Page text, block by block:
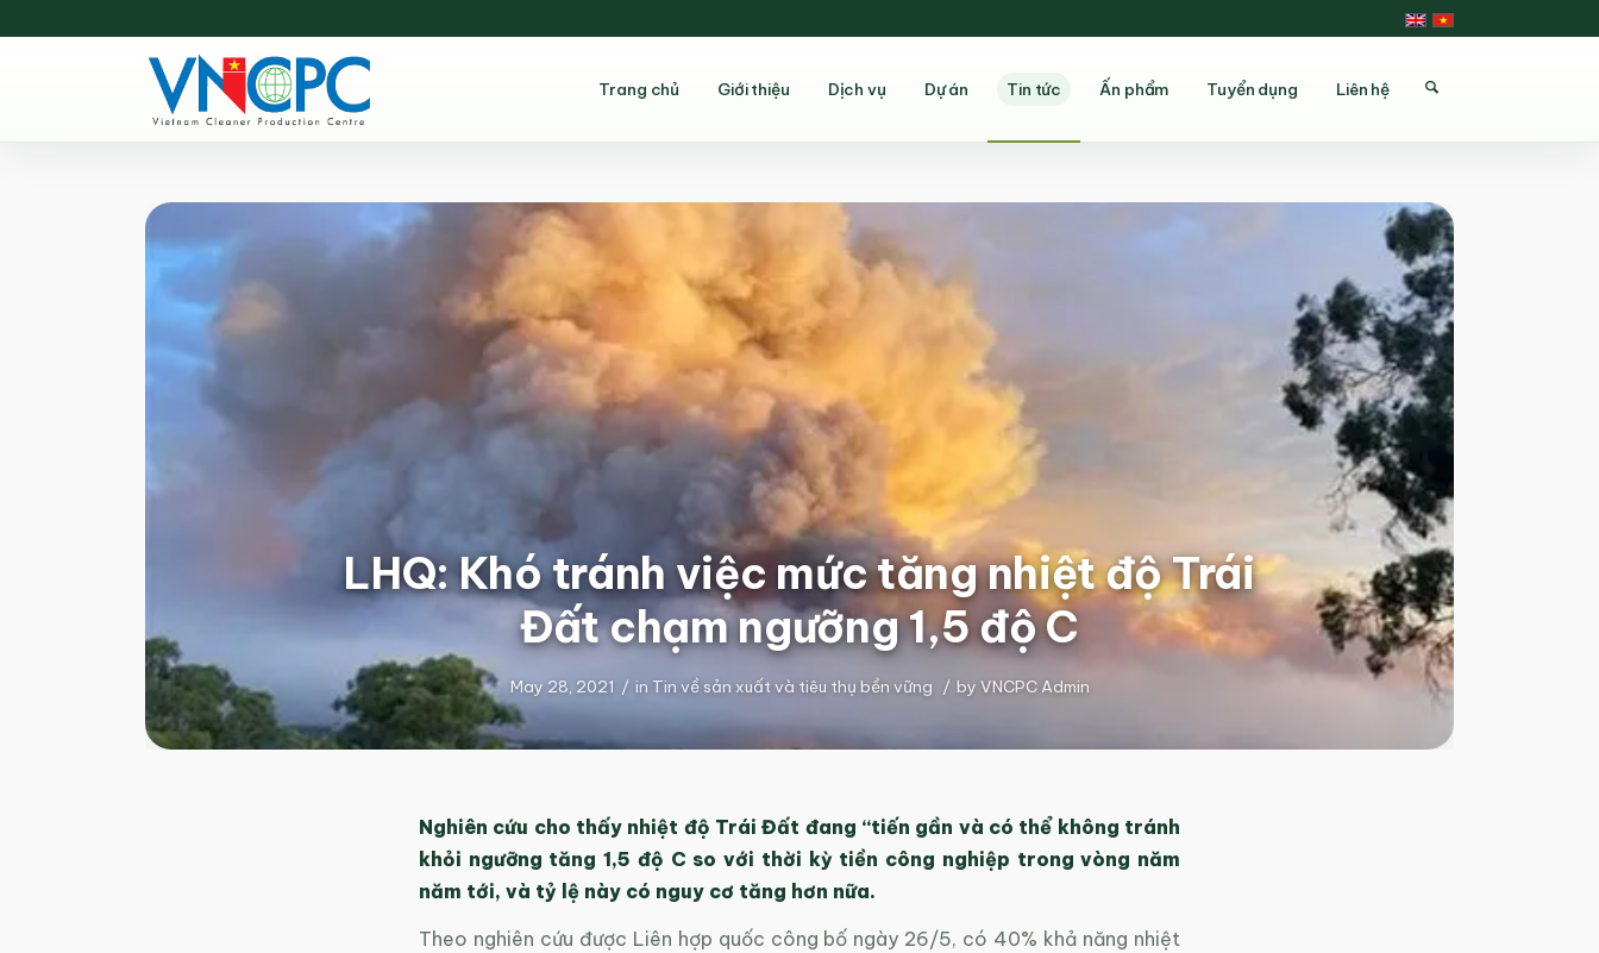
Trang chủ Giới thiệu Dịch vụ Dự án Tin tức Ấn phẩm Tuyển dụng Liên hệ
LHQ: Khó tránh việc mức tăng nhiệt độ Trái
Đất chạm ngưỡng 1,5 độ C
May 28, 2021 / in Tin về sản xuất và tiêu thụ bền vững / by VNCPC Admin
Nghiên cứu cho thấy nhiệt độ Trái Đất đang “tiến gần và có thể không tránh
khỏi ngưỡng tăng 1,5 độ C so với thời kỳ tiền công nghiệp trong vòng năm
năm tới, và tỷ lệ này có nguy cơ tăng hơn nữa.
Theo nghiên cứu được Liên hợp quốc công bố ngày 26/5, có 40% khả năng nhiệt